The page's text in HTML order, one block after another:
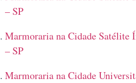
– SP
Marmoraria na Cidade Satélite
– SP
Marmoraria na Cidade